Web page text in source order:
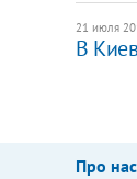
21 июля
В
Про нас